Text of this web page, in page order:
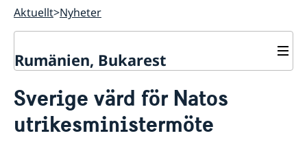
Aktuellt Nyheter
Rumänien, Bukarest
Om oss
Ambassadens personal
Business Sweden
Så stöttar vi svenska företag
Sverige värd för Natos
utrikesministermöte